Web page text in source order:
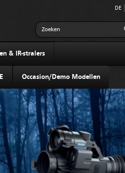
DE
& IR-stralers
Occasion/Demo Modellen